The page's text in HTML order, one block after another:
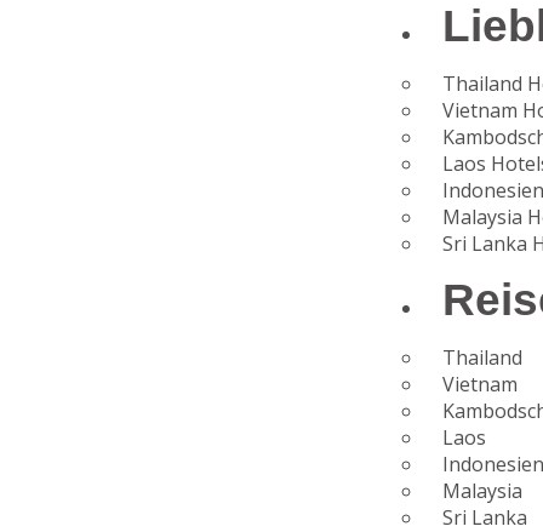
Thailand
Vietnam
Laos
Malaysia
Sri Lanka
Thailand
Vietnam
Laos
Malaysia
Sri Lanka